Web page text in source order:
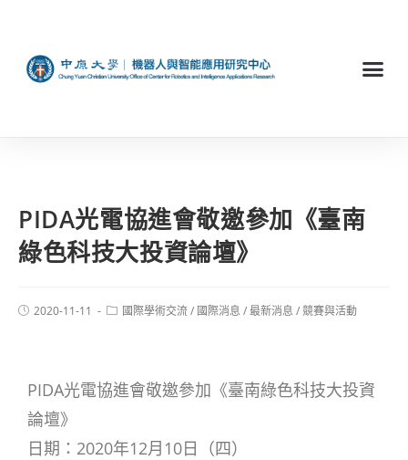
PIDA光電協進會敬邀參加《臺南
綠色科技大投資論壇》
2020-11-11 國際學術交流/ 國際消息 /最新消息 /競賽與活動
PIDA光電協進會敬邀參加《臺南綠色科技大投資
論壇》
日期：2020年12月10日（四）